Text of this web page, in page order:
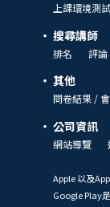
上課環境測試
搜尋講師
排名 評論
其他
問卷結果 /
公司資訊
網站導覽
Apple 以及
Google Play